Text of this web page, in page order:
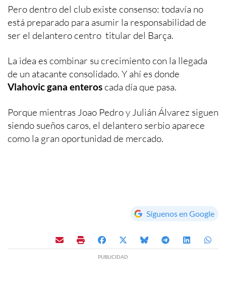
Pero dentro del club existe consenso: todavía no
está preparado para asumir la responsabilidad de
ser el delantero centro titular del Barça.
La idea es combinar su crecimiento con la llegada
de un atacante consolidado. Y ahí es donde
Vlahovic gana enteroscada día que pasa.
Porque mientras Joao Pedro y Julián Álvarez siguen
siendo sueños caros, el delantero serbio aparece
como la gran oportunidad de mercado.
Síguenos en Google